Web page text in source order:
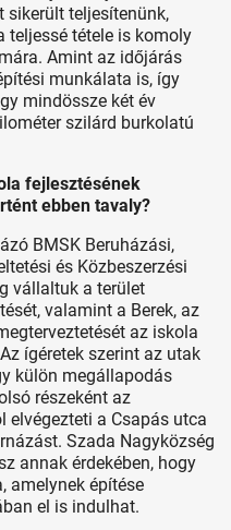
sikerült teljesítenünk,
teljessé tétele is komoly
Amint az időjárás
munkálata is, így
mindössze két év
szilárd burkolatú
fejlesztésének
ebben tavaly?
BMSK Beruházási,
és Közbeszerzési
vállaltuk a terület
valamint a Berek, az
az iskola
ígéretek szerint az utak
külön megállapodás
részeként az
a Csapás utca
Szada Nagyközség
annak érdekében, hogy
amelynek építése
el is indulhat.